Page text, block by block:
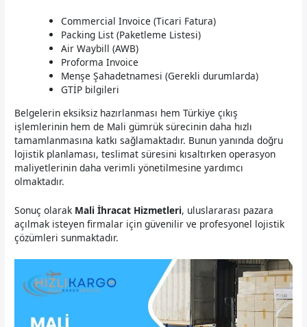
Commercial Invoice (Ticari Fatura)
Packing List (Paketleme Listesi)
Air Waybill (AWB)
Proforma Invoice
Menşe Şahadetnamesi (Gerekli durumlarda)
GTİP bilgileri
Belgelerin eksiksiz hazırlanması hem Türkiye çıkış
işlemlerinin hem de Mali gümrük sürecinin daha hızlı
tamamlanmasına katkı sağlamaktadır. Bunun yanında doğru
lojistik planlaması, teslimat süresini kısaltırken operasyon
maliyetlerinin daha verimli yönetilmesine yardımcı
olmaktadır.
Sonuç olarak Mali İhracat Hizmetleri, uluslararası pazara
açılmak isteyen firmalar için güvenilir ve profesyonel lojistik
çözümleri sunmaktadır.